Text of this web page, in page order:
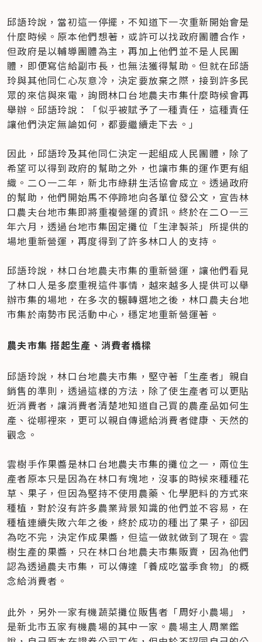
邱語玲說，當初這一停擺，不知道下一次重新開始會是
什麼時候。原本他們想著，或許可以找政府團體合作，
但政府是以輔導團體為主，再加上他們並不是人民團
體，即便寫信給副市長，也無法獲得幫助。但就在邱語
玲與其他同仁心灰意冷，決定要放棄之際，接到許多民
眾的來信與來電，詢問林口台地農夫市集什麼時候會再
舉辦。邱語玲說：「似乎被賦予了一種責任，這種責任
讓他們決定無論如何，都要繼續走下去。」
因此，邱語玲及其他同仁決定一起組成人民團體，除了
希望可以得到政府的幫助之外，也讓市集的運作更有組
織。二Ｏ一二年，新北市綠耕生活協會成立。透過政府
的幫助，他們開始馬不停蹄地向各單位發公文，宣告林
口農夫台地市集即將重複營運的資訊。終於在二Ｏ一三
年六月，透過台地市集固定攤位「生津製茶」所提供的
場地重新營運，再度得到了許多林口人的支持。
邱語玲說，林口台地農夫市集的重新營運，讓他們看見
了林口人是多麼重視這件事情，越來越多人提供可以舉
辦市集的場地，在多次的輾轉選地之後，林口農夫台地
市集於南勢市民活動中心，穩定地重新營運著。
農夫市集 搭起生產、消費者橋樑
邱語玲說，林口台地農夫市集，堅守著「生產者」親自
銷售的準則，透過這樣的方法，除了使生產者可以更貼
近消費者，讓消費者清楚地知道自己買的農產品如何生
產、從哪裡來，更可以親自傳遞給消費者健康、天然的
觀念。
雲樹手作果醬是林口台地農夫市集的攤位之一，兩位生
產者原本只是因為在林口有塊地，沒事的時候來種種花
草、果子，但因為堅持不使用農藥、化學肥料的方式來
種植，對於沒有許多農業背景知識的他們並不容易，在
種植連續失敗六年之後，終於成功的種出了果子，卻因
為吃不完，決定作成果醬，但這一做就做到了現在。雲
樹生產的果醬，只在林口台地農夫市集販賣，因為他們
認為透過農夫市集，可以傳達「養成吃當季食物」的概
念給消費者。
此外，另外一家有機蔬菜攤位販售者「周好小農場」，
是新北市五家有機農場的其中一家。農場主人周業鑑